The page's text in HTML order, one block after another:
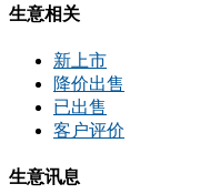
生意相关
新上市
降价出售
已出售
客户评价
生意讯息